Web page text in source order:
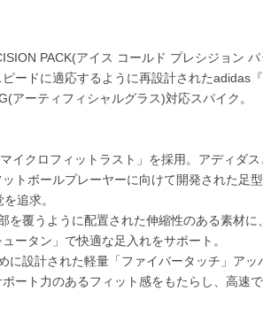
PACK(アイス コールド プレシジョン パ
ードに適応するように再設計されたadidas
アーティフィシャルグラス)対応スパイク。
イクロフィットラスト」を採用。アディダ
トボールプレーヤーに向けて開発された足
追求。
を覆うように配置された伸縮性のある素材に
ータン」で快適な足入れをサポート。
に設計された軽量「ファイバータッチ」アッ
ート力のあるフィット感をもたらし、高速